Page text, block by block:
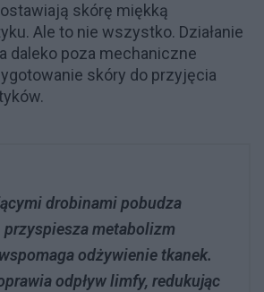
skórę miękką
Ale to nie wszystko. Działanie
daleko poza mechaniczne
skóry do przyjęcia
drobinami pobudza
przyspiesza metabolizm
odżywienie tkanek.
odpływ limfy, redukując